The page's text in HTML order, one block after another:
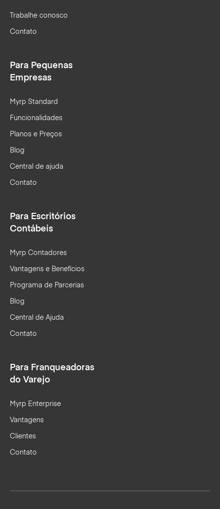
Trabalhe conosco
Contato
Para Pequenas
Empresas
Myrp Standard
Funcionalidades
Planos e Preços
Blog
Central de ajuda
Contato
Para Escritórios
Contábeis
Myrp Contadores
Vantagens e Benefícios
Programa de Parcerias
Blog
Central de Ajuda
Contato
Para Franqueadoras
do Varejo
Myrp Enterprise
Vantagens
Clientes
Contato